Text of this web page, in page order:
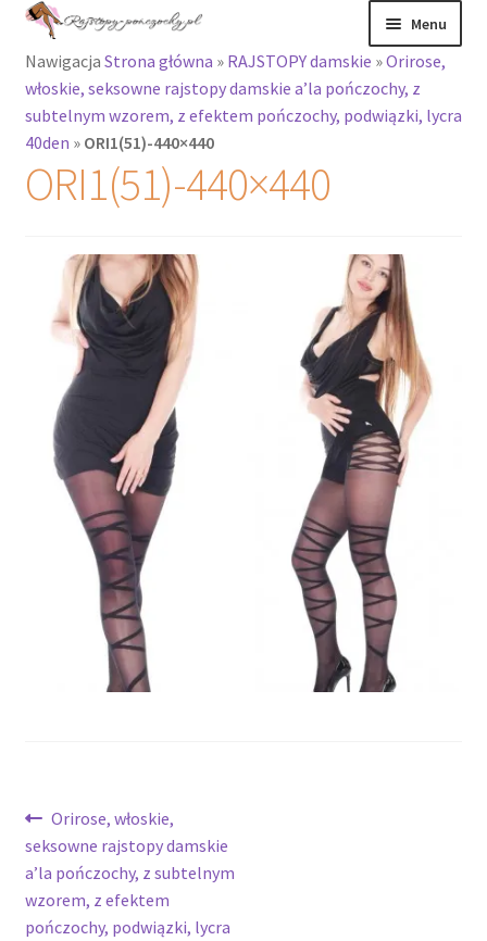
Przejdź
nawigacji
Przejdź
treści
Menu
Rajstopy
Rozwiń
menu
potomne
Rajstopy Orirose
Pończochy i
Podkolanówki i
skarpetki
Wszystkie
produkty
Recenzje
Rozwiń
menu
potomne
Nawigacja Strona główna » RAJSTOPY damskie »Orirose,
włoskie, seksowne rajstopy damskie a’la pończochy, z
subtelnym wzorem, z efektem pończochy, podwiązki, lycra
40den » ORI1(51)-440×440
ORI1(51)-440×440
Nawigacja
wpisu
Poprzedni
wpis:
Orirose, włoskie,
seksowne rajstopy damskie
a’la pończochy, z subtelnym
wzorem, z efektem
pończochy, podwiązki, lycra